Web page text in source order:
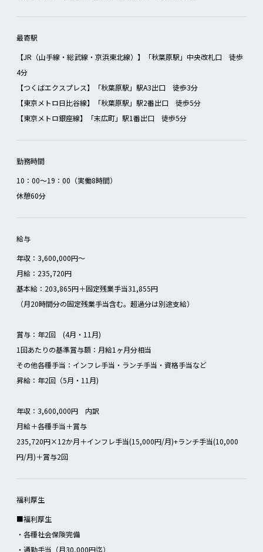
最寄駅
【JR（山手線・総武線・京浜東北線）】「秋葉原駅」中央改札口 徒歩
4分
【つくばエクスプレス】「秋葉原駅」駅A3出口 徒歩3分
【東京メトロ日比谷線】「秋葉原駅」駅2番出口 徒歩5分
【東京メトロ銀座線】「末広町」駅1番出口 徒歩5分
勤務時間
10：00～19：00（実働8時間）
休憩60分
給与
年収：3,600,000円～
月給：235,720円
基本給：203,865円＋固定残業手当31,855円
（月20時間分の固定残業手当含む。超過分は別途支給）
賞与：年2回 (4月・11月)
1回あたりの基準賞与額：月給1ヶ月分相当
その他各種手当：インフレ手当・ランチ手当・資格手当など
昇給：年2回（5月・11月)
年収：3,600,000円 内訳
月給＋各種手当＋賞与
235,720円×12か月＋インフレ手当(15,000円/月)+ランチ手当(10,000
円/月)＋賞与2回
福利厚生
■福利厚生
・各種社会保険完備
・通勤手当（月30,000円迄）